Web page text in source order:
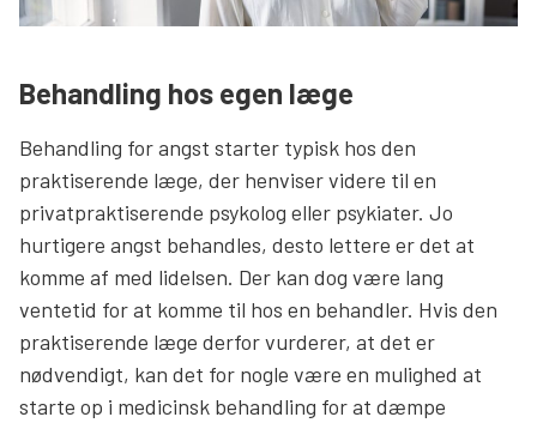
Behandling hos egen læge
Behandling for angst starter typisk hos den
praktiserende læge, der henviser videre til en
privatpraktiserende psykolog eller psykiater. Jo
hurtigere angst behandles, desto lettere er det at
komme af med lidelsen. Der kan dog være lang
ventetid for at komme til hos en behandler. Hvis den
praktiserende læge derfor vurderer, at det er
nødvendigt, kan det for nogle være en mulighed at
starte op i medicinsk behandling for at dæmpe